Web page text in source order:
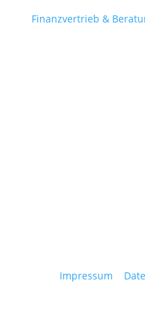
Finanzvertrieb &
Impressum